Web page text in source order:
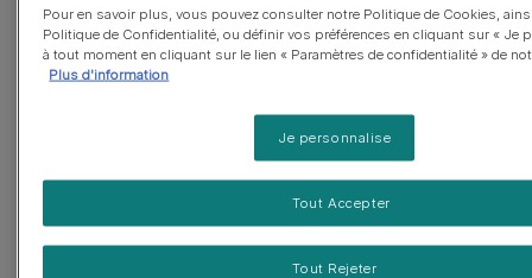
Autres questions
Pour en savoir plus, vous pouvez consulter notre Politique de Cookies,
Politique de Confidentialité, ou définir vos préférences en cliquant sur « Je
à tout moment en cliquant sur le lien « Paramètres de confidentialité » de
Plus d'information
Je personnalise
Tout Rejeter
Tout Accepter